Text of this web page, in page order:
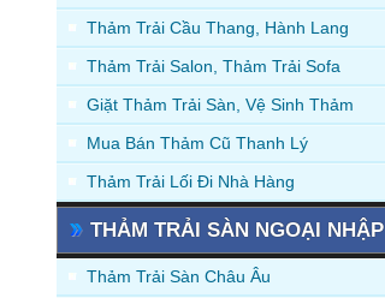
Thảm Trải Cầu Thang, Hành Lang
Thảm Trải Salon, Thảm Trải Sofa
Giặt Thảm Trải Sàn, Vệ Sinh Thảm
Mua Bán Thảm Cũ Thanh Lý
Thảm Trải Lối Đi Nhà Hàng
THẢM TRẢI SÀN NGOẠI NHẬP
Thảm Trải Sàn Châu Âu